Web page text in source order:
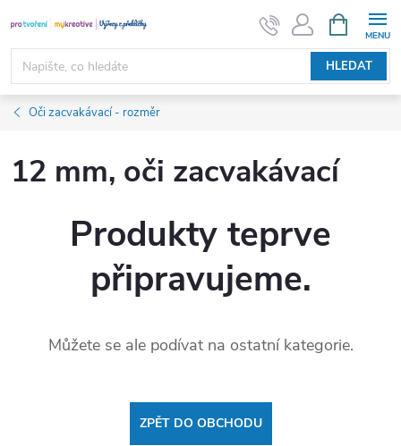
na
obsah
HLEDAT
NÁKUPNÍ
KOŠÍK
Oči zacvakávací - rozměr
12 mm, oči zacvakávací
Produkty teprve
připravujeme.
Můžete se ale podívat na ostatní kategorie.
ZPĚT DO OBCHODU